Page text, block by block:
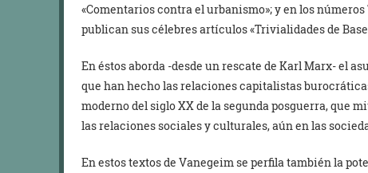
«Comentarios contra el urbanismo»; y en los números
publican sus célebres artículos «Trivialidades de Base
En éstos aborda -desde un rescate de Karl Marx- el
que han hecho las relaciones capitalistas
moderno del siglo XX de la segunda posguerra, que
las relaciones sociales y culturales, aún en las
En estos textos de Vanegeim se perfila también la